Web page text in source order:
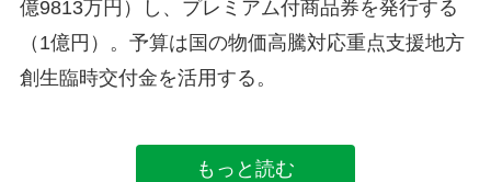
億9813万円）し、プレミアム付商品券を発行する
（1億円）。予算は国の物価高騰対応重点支援地方
創生臨時交付金を活用する。
もっと読む